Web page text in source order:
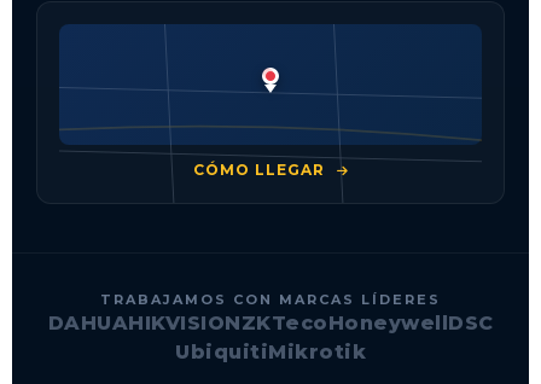
CÓMO LLEGAR
TRABAJAMOS CON MARCAS LÍDERES
DAHUAHIKVISIONZKTecoHoneywellDSC
UbiquitiMikrotik